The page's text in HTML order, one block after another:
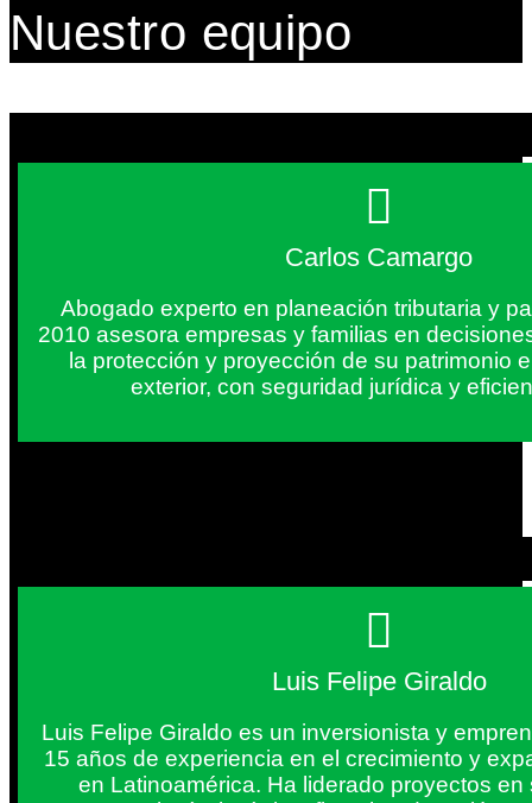
Nuestro equipo
Carlos Camargo
Abogado experto en planeación tributaria y
2010 asesora empresas y familias en
la protección y proyección de su patrimonio
exterior, con seguridad jurídica y
Luis Felipe Giraldo
Luis Felipe Giraldo es un inversionista y
15 años de experiencia en el crecimiento y
en Latinoamérica. Ha liderado proyectos en